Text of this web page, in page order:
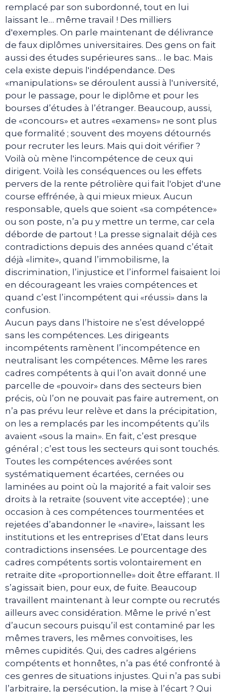
remplacé par son subordonné, tout en lui
laissant le… même travail ! Des milliers
d'exemples. On parle maintenant de délivrance
de faux diplômes universitaires. Des gens on fait
aussi des études supérieures sans… le bac. Mais
cela existe depuis l'indépendance. Des
«manipulations» se déroulent aussi à l'université,
pour le passage, pour le diplôme et pour les
bourses d’études à l’étranger. Beaucoup, aussi,
de «concours» et autres «examens» ne sont plus
que formalité ; souvent des moyens détournés
pour recruter les leurs. Mais qui doit vérifier ?
Voilà où mène l'incompétence de ceux qui
dirigent. Voilà les conséquences ou les effets
pervers de la rente pétrolière qui fait l'objet d'une
course effrénée, à qui mieux mieux. Aucun
responsable, quels que soient «sa compétence»
ou son poste, n’a pu y mettre un terme, car cela
déborde de partout ! La presse signalait déjà ces
contradictions depuis des années quand c’était
déjà «limite», quand l’immobilisme, la
discrimination, l’injustice et l’informel faisaient loi
en décourageant les vraies compétences et
quand c’est l’incompétent qui «réussi» dans la
confusion.
Aucun pays dans l’histoire ne s’est développé
sans les compétences. Les dirigeants
incompétents ramènent l’incompétence en
neutralisant les compétences. Même les rares
cadres compétents à qui l’on avait donné une
parcelle de «pouvoir» dans des secteurs bien
précis, où l’on ne pouvait pas faire autrement, on
n’a pas prévu leur relève et dans la précipitation,
on les a remplacés par les incompétents qu’ils
avaient «sous la main». En fait, c’est presque
général ; c’est tous les secteurs qui sont touchés.
Toutes les compétences avérées sont
systématiquement écartées, cernées ou
laminées au point où la majorité a fait valoir ses
droits à la retraite (souvent vite acceptée) ; une
occasion à ces compétences tourmentées et
rejetées d’abandonner le «navire», laissant les
institutions et les entreprises d’Etat dans leurs
contradictions insensées. Le pourcentage des
cadres compétents sortis volontairement en
retraite dite «proportionnelle» doit être effarant. Il
s’agissait bien, pour eux, de fuite. Beaucoup
travaillent maintenant à leur compte ou recrutés
ailleurs avec considération. Même le privé n’est
d’aucun secours puisqu’il est contaminé par les
mêmes travers, les mêmes convoitises, les
mêmes cupidités. Qui, des cadres algériens
compétents et honnêtes, n’a pas été confronté à
ces genres de situations injustes. Qui n’a pas subi
l’arbitraire, la persécution, la mise à l’écart ? Qui